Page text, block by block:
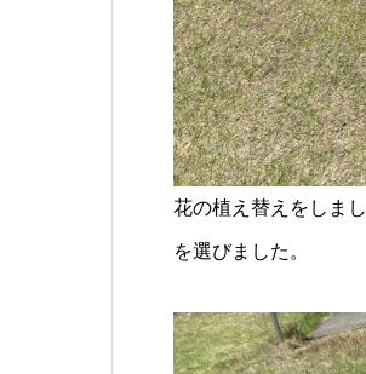
花の植え替えをしま
を選びました。